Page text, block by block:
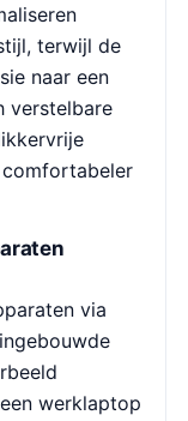
terwijl de
naar een
verstelbare
comfortabeler
via
werklaptop